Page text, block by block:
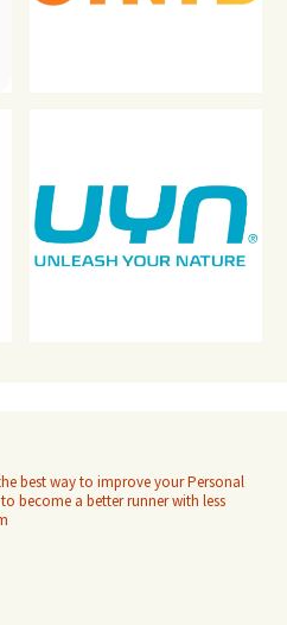
best way to improve your Personal
become a better runner with less